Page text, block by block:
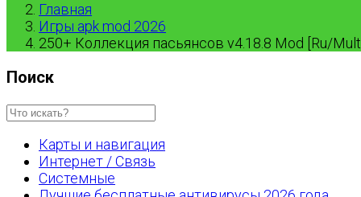
Главная
Игры apk mod 2026
250+ Коллекция пасьянсов v4.18.8 Mod [Ru/
Поиск
Карты и навигация
Интернет / Связь
Системные